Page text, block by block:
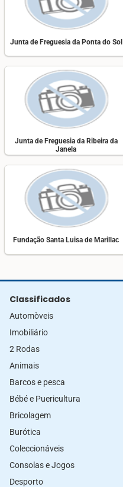
Junta de Freguesia da Ponta do Sol
Junta de Freguesia da Ribeira da
Janela
Fundação Santa Luisa de Marillac
Classificados
Automòveis
Imobiliário
2 Rodas
Animais
Barcos e pesca
Bébé e Puericultura
Bricolagem
Burótica
Coleccionáveis
Consolas e Jogos
Desporto